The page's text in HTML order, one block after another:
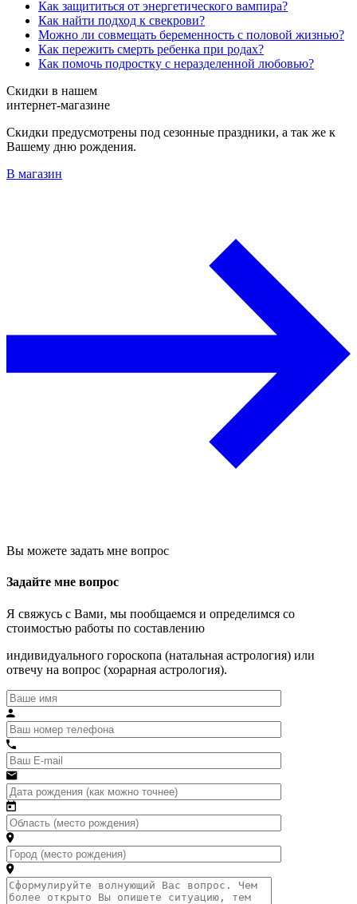
Как защититься от энергетического вампира?
Как найти подход к свекрови?
Можно ли совмещать беременность с половой жизнью?
Как пережить смерть ребенка при родах?
Как помочь подростку с неразделенной любовью?
Скидки в нашем
интернет-магазине
Скидки предусмотрены под сезонные праздники, а так же к
Вашему дню рождения.
В магазин
Вы можете задать мне вопрос
Задайте мне вопрос
Я свяжусь с Вами, мы пообщаемся и определимся со
стоимостью работы по составлению
индивидуального гороскопа (натальная астрология) или
отвечу на вопрос (хорарная астрология).